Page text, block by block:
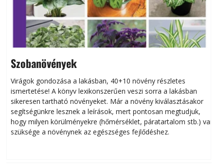
Szobanövények
Virágok gondozása a lakásban, 40+10 növény részletes
ismertetése! A könyv lexikonszerűen veszi sorra a lakásban
sikeresen tart­ha­tó növényeket. Már a növény kiválasztásakor
segítségünkre lesznek a leírások, mert pontosan megtudjuk,
hogy milyen körülményekre (hőmérséklet, páratartalom stb.) van
szüksége a növénynek az egészséges fejlődéshez.